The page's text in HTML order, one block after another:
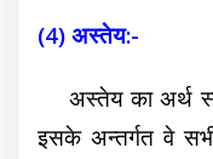
(4) अस्तेय:-
अस्तेय का अर्थ
इसके अन्तर्गत वे